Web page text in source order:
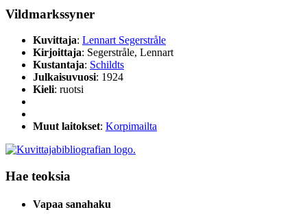
Vildmarkssyner
Kuvittaja: Lennart Segerstråle
Kirjoittaja: Segerstråle, Lennart
Kustantaja: Schildts
Julkaisuvuosi: 1924
Kieli: ruotsi
Muut laitokset: Korpimailta
Hae teoksia
Vapaa sanahaku